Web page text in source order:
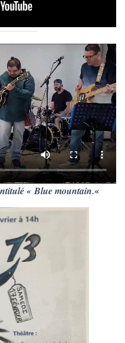
« Blue mountain.«